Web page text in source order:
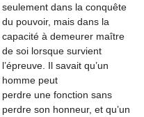
seulement dans la conquête
du pouvoir, mais dans la
capacité à demeurer maître
de soi lorsque survient
l’épreuve. Il savait qu’un
homme peut
perdre une fonction sans
perdre son honneur, et qu’un